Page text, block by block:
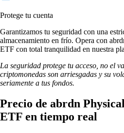
Protege tu cuenta
Garantizamos tu seguridad con una
almacenamiento en frío. Opera con
ETF con total tranquilidad en nuestra
La seguridad protege tu acceso, no el
criptomonedas son arriesgadas y su
seriamente a tus fondos.
Precio de abrdn
ETF en tiempo real